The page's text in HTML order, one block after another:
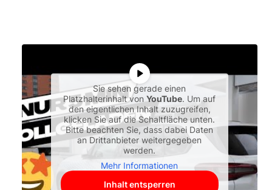
Sie sehen gerade einen
Platzhalterinhalt vonYouTube. Um auf
den eigentlichen Inhalt zuzugreifen,
klicken Sie auf die Schaltfläche unten.
Bitte beachten Sie, dass dabei Daten
an Drittanbieter weitergegeben
werden.
Mehr Informationen
Inhalt entsperren